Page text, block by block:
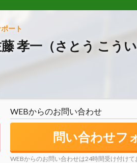
ート
孝一（さとう こうい
WEBからのお問い合わせ
問い合わせフ
WEBからのお問い合わせは24時間受け付けて